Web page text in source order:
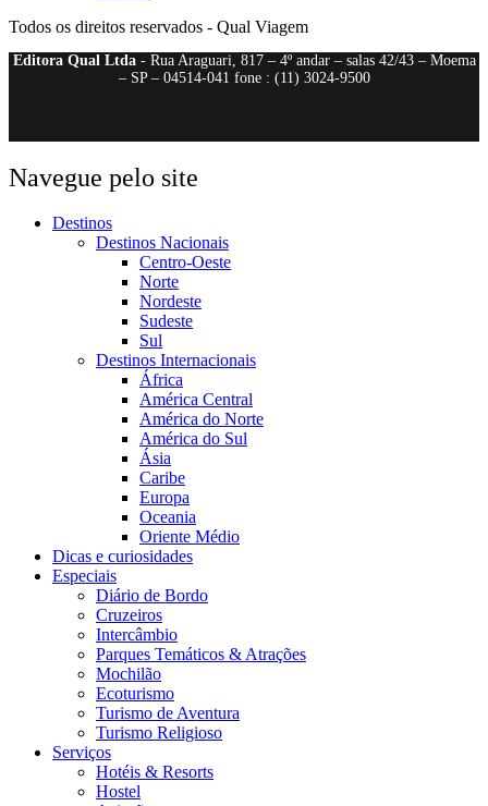
Todos os direitos reservados - Qual Viagem
Editora Qual Ltda- Rua Araguari, 817 – 4º andar – salas 42/43 – Moema
– SP – 04514-041 fone : (11) 3024-9500
Navegue pelo site
Destinos
Destinos Nacionais
Centro-Oeste
Norte
Nordeste
Sudeste
Sul
Destinos Internacionais
África
América Central
América do Norte
América do Sul
Ásia
Caribe
Europa
Oceania
Oriente Médio
Dicas e curiosidades
Especiais
Diário de Bordo
Cruzeiros
Intercâmbio
Parques Temáticos & Atrações
Mochilão
Ecoturismo
Turismo de Aventura
Turismo Religioso
Serviços
Hotéis & Resorts
Hostel